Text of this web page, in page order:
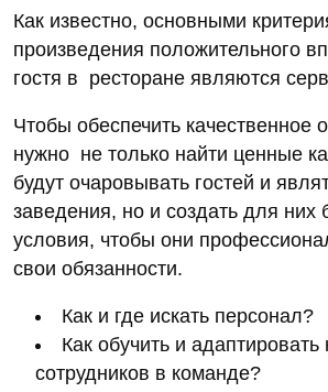
Как известно, основными
произведения положительного
гостя в ресторане являются
Чтобы обеспечить качественное
нужно не только найти ценные
будут очаровывать гостей и
заведения, но и создать для них
условия, чтобы они
свои обязанности.
Как и где искать персонал?
Как обучить и
сотрудников в команде?